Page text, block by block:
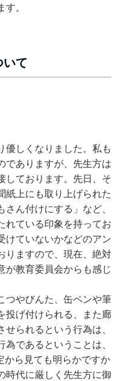
。
いて
優しくなりました。私も
でありますが、先生方は
しております。先日、そ
紙上にも取り上げられた
さん付けにする」など、
れている印象を持ってお
けていないかなどのアン
りますので、現在、絶対
が教育委員会からも感じ
つやびんた、缶ペンや筆
投げ付けられる、また廊
られるという行為は、
であるということは、
から見ても明らかですか
時代に厳しく先生方に御